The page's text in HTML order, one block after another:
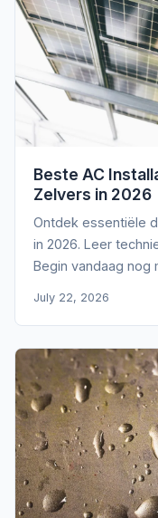
Beste AC
Zelvers in 2026
Ontdek essentiële
in 2026. Leer
Begin vandaag nog
July 22, 2026